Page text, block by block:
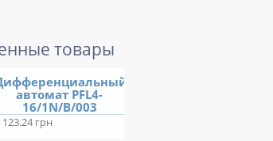
товары
автомат PFL4-
16/1N/B/003
123.24 грн